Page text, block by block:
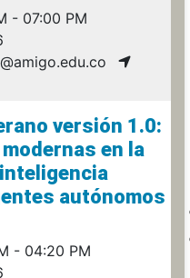
- 07:00 PM
versión 1.0:
en la
autónomos
- 04:20 PM